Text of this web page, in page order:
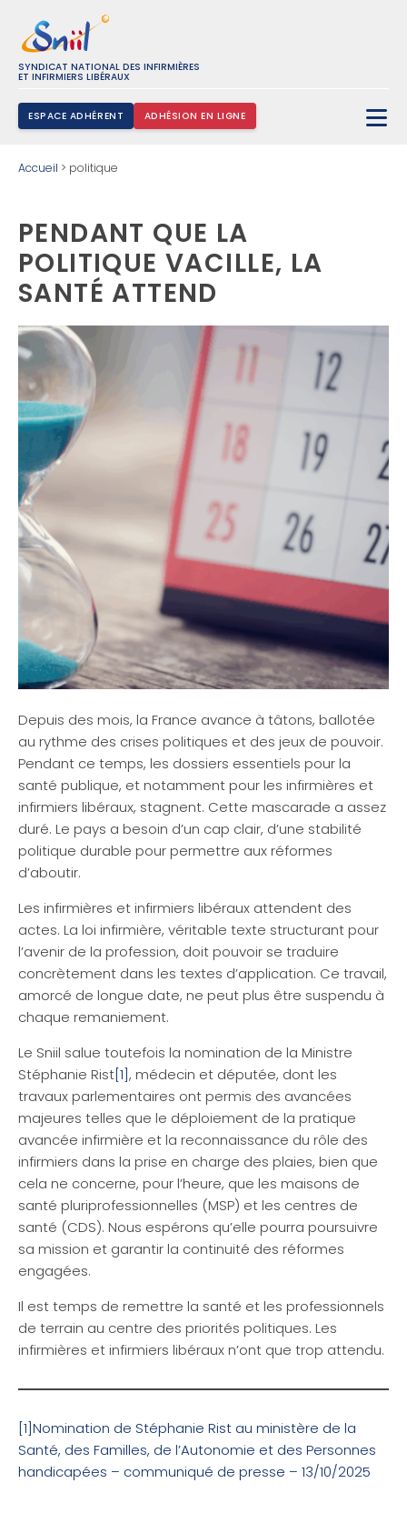
SYNDICAT NATIONAL DES INFIRMIÈRES
ET INFIRMIERS LIBÉRAUX
ESPACE ADHÉRENT ADHÉSION EN LIGNE
Accueil > politique
PENDANT QUE LA
POLITIQUE VACILLE, LA
SANTÉ ATTEND
Depuis des mois, la France avance à tâtons, ballotée
au rythme des crises politiques et des jeux de pouvoir.
Pendant ce temps, les dossiers essentiels pour la
santé publique, et notamment pour les infirmières et
infirmiers libéraux, stagnent. Cette mascarade a assez
duré. Le pays a besoin d’un cap clair, d’une stabilité
politique durable pour permettre aux réformes
d’aboutir.
Les infirmières et infirmiers libéraux attendent des
actes. La loi infirmière, véritable texte structurant pour
l’avenir de la profession, doit pouvoir se traduire
concrètement dans les textes d’application. Ce travail,
amorcé de longue date, ne peut plus être suspendu à
chaque remaniement.
Le Sniil salue toutefois la nomination de la Ministre
Stéphanie Rist[1], médecin et députée, dont les
travaux parlementaires ont permis des avancées
majeures telles que le déploiement de la pratique
avancée infirmière et la reconnaissance du rôle des
infirmiers dans la prise en charge des plaies, bien que
cela ne concerne, pour l’heure, que les maisons de
santé pluriprofessionnelles (MSP) et les centres de
santé (CDS). Nous espérons qu’elle pourra poursuivre
sa mission et garantir la continuité des réformes
engagées.
Il est temps de remettre la santé et les professionnels
de terrain au centre des priorités politiques. Les
infirmières et infirmiers libéraux n’ont que trop attendu.
[1]Nomination de Stéphanie Rist au ministère de la
Santé, des Familles, de l’Autonomie et des Personnes
handicapées – communiqué de presse – 13/10/2025